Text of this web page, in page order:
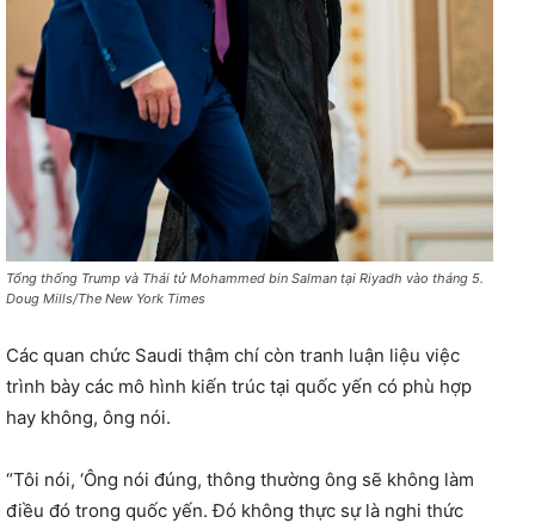
Tổng thống Trump và Thái tử Mohammed bin Salman tại Riyadh vào tháng 5.
Doug Mills/The New York Times
Các quan chức Saudi thậm chí còn tranh luận liệu việc
trình bày các mô hình kiến ​​trúc tại quốc yến có phù hợp
hay không, ông nói.
“Tôi nói, ‘Ông nói đúng, thông thường ông sẽ không làm
điều đó trong quốc yến. Đó không thực sự là nghi thức